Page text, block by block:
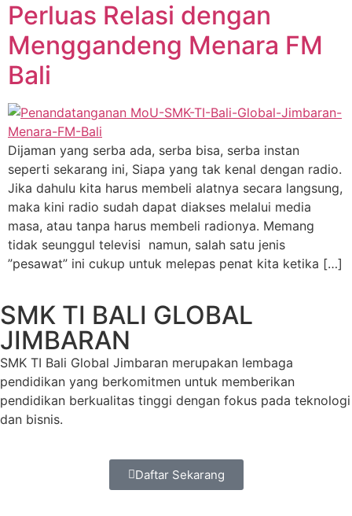
Perluas Relasi dengan
Menggandeng Menara FM
Bali
Dijaman yang serba ada, serba bisa, serba instan
seperti sekarang ini, Siapa yang tak kenal dengan radio.
Jika dahulu kita harus membeli alatnya secara langsung,
maka kini radio sudah dapat diakses melalui media
masa, atau tanpa harus membeli radionya. Memang
tidak seunggul televisi namun, salah satu jenis
”pesawat” ini cukup untuk melepas penat kita ketika […]
SMK TI BALI GLOBAL
JIMBARAN
SMK TI Bali Global Jimbaran merupakan lembaga
pendidikan yang berkomitmen untuk memberikan
pendidikan berkualitas tinggi dengan fokus pada teknologi
dan bisnis.
Daftar Sekarang